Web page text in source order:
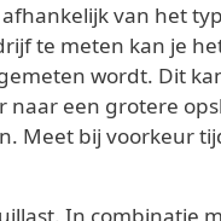
van het
te meten kan je
wordt. Dit
een grotere
Meet bij voorkeur